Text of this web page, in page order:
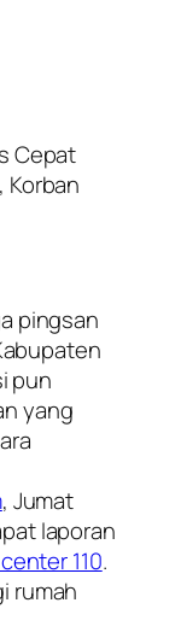
Cepat
Korban
pingsan
pun
yang
, Jumat
laporan
110.
rumah